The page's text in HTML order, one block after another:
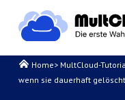
Home> MultCloud-
wenn sie dauerhaft